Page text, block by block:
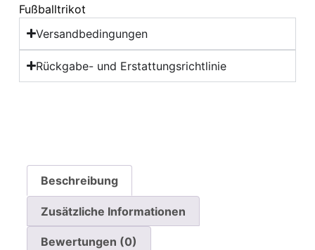
Fußballtrikot
Versandbedingungen
Rückgabe- und Erstattungsrichtlinie
Beschreibung
Zusätzliche Informationen
Bewertungen (0)